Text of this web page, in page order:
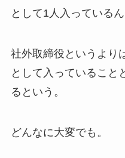
として1人入っているん
社外取締役というより
として入っていること
るという。
どんなに大変でも。